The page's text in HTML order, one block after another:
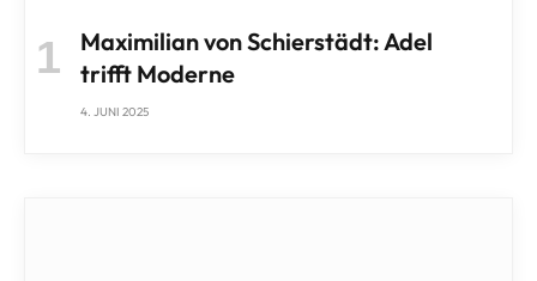
Maximilian von Schierstädt: Adel
trifft Moderne
4. JUNI 2025